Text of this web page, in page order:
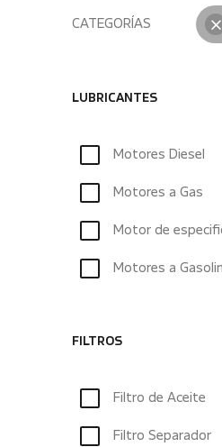
CATEGORÍAS
LUBRICANTES
Motores Diesel
Motores a Gas
Motor de
Motores a
FILTROS
Filtro de Aceite
Filtro Separador